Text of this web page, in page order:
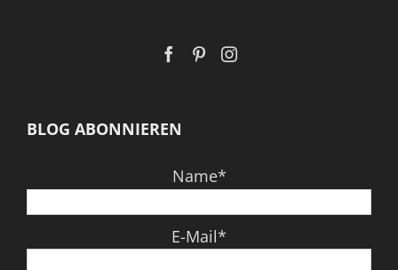
BLOG ABONNIEREN
Name*
E-Mail*